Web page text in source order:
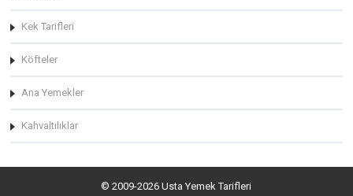
Kek Tarifleri
Köfteler
Ana Yemekler
Kahvaltılıklar
© 2009-2026 Usta Yemek Tarifleri